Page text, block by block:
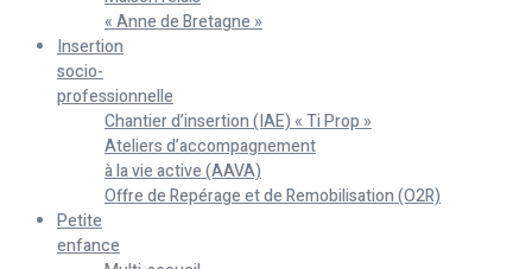
« Anne de Bretagne »
Insertion
socio-
professionnelle
Chantier d’insertion (IAE) « Ti Prop »
Ateliers d’accompagnement
à la vie active (AAVA)
Offre de Repérage et de Remobilisation (O2R)
Petite
enfance